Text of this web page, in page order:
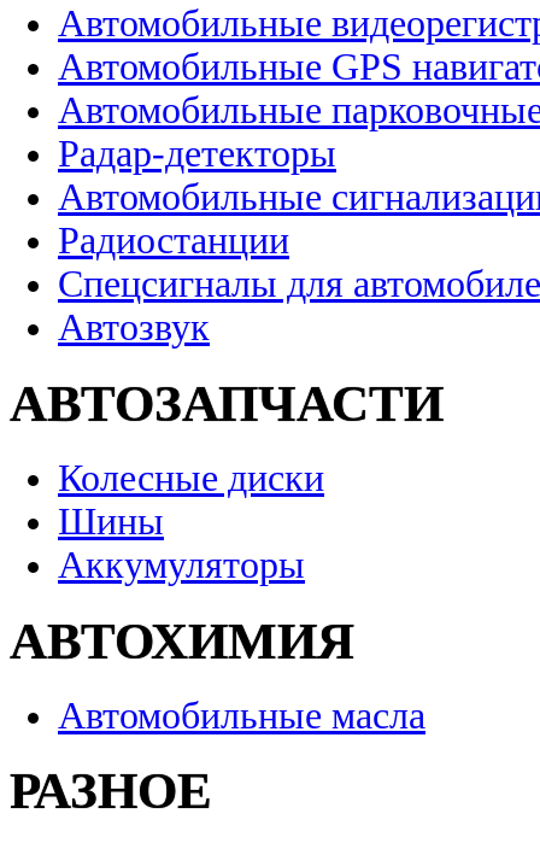
Автомобильные
Автомобильные GPS
Автомобильные
Радар-детекторы
Автомобильные
Радиостанции
Спецсигналы для
Автозвук
АВТОЗАПЧАСТИ
Колесные диски
Шины
Аккумуляторы
АВТОХИМИЯ
Автомобильные масла
РАЗНОЕ